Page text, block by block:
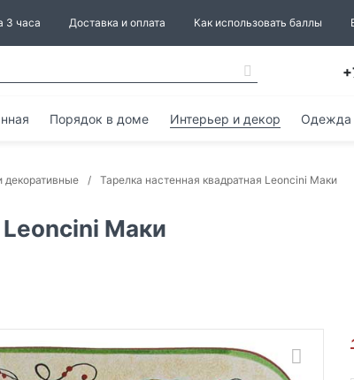
3 часа Доставка и оплата Как использовать баллы
Порядок в доме Интерьер и декор Одежда
декоративные Тарелка настенная квадратная Leoncini Маки
Leoncini Маки